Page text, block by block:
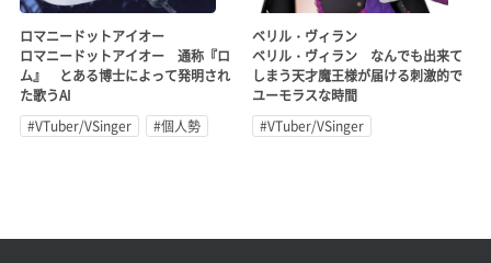
ロマニードットアイオー
ロマニードットアイオー 通称『ロ
ム』 とある博士によって発明され
た歌うAI
#VTuber/VSinger
#個人勢
ベリル・ヴィラン
ベリル・ヴィラン なんでも出来て
しまう天才魔王様が届ける刺激的で
ユーモラスな時間
#VTuber/VSinger